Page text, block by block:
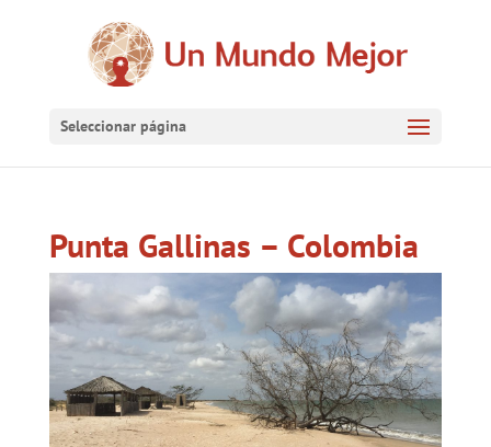
Seleccionar página
Punta Gallinas – Colombia